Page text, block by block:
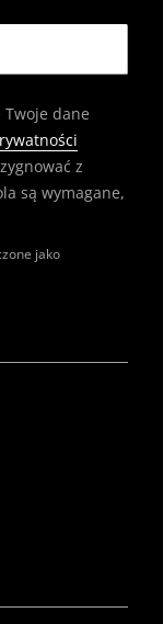
jako
Twoje dane
z
są wymagane,